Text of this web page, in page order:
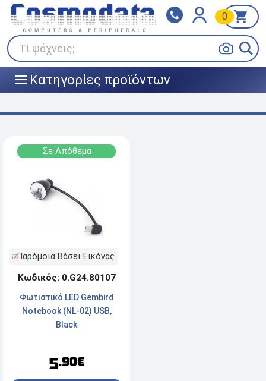
Τί ψάχνεις;
0
||| Κατηγορίες προϊόντων
Klarna
Πληρώστε σε 3
άτοκες δόσεις
BOX NOW
Σε Απόθεμα
Παρόμοια Βάσει Εικόνας
Κωδικός: 0.G24.80107
Φωτιστικό LED Gembird
Notebook (NL-02) USB,
Black
5.90€